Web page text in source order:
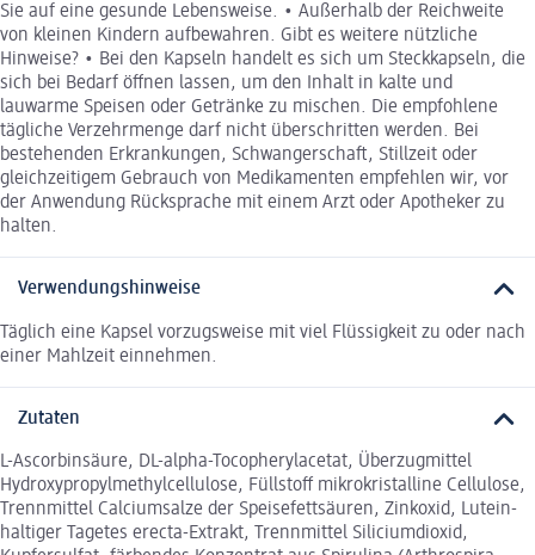
Sie auf eine gesunde Lebensweise. • Außerhalb der Reichweite
von kleinen Kindern aufbewahren. Gibt es weitere nützliche
Hinweise? • Bei den Kapseln handelt es sich um Steckkapseln, die
sich bei Bedarf öffnen lassen, um den Inhalt in kalte und
lauwarme Speisen oder Getränke zu mischen. Die empfohlene
tägliche Verzehrmenge darf nicht überschritten werden. Bei
bestehenden Erkrankungen, Schwangerschaft, Stillzeit oder
gleichzeitigem Gebrauch von Medikamenten empfehlen wir, vor
der Anwendung Rücksprache mit einem Arzt oder Apotheker zu
halten.
Verwendungshinweise
Täglich eine Kapsel vorzugsweise mit viel Flüssigkeit zu oder nach
einer Mahlzeit einnehmen.
Zutaten
L-Ascorbinsäure, DL-alpha-Tocopherylacetat, Überzugmittel
Hydroxypropylmethylcellulose, Füllstoff mikrokristalline Cellulose,
Trennmittel Calciumsalze der Speisefettsäuren, Zinkoxid, Lutein-
haltiger Tagetes erecta-Extrakt, Trennmittel Siliciumdioxid,